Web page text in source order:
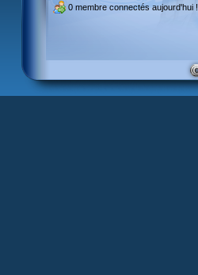
0 membre connectés aujourd'hui !